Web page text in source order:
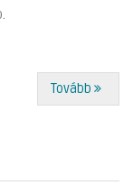
Tovább